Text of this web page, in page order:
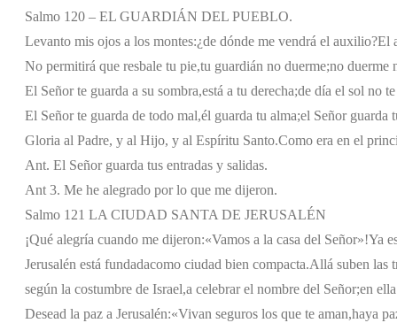
Salmo 120 – EL GUARDIÁN DEL PUEBLO.
Levanto mis ojos a los montes:¿de dónde me vendrá el auxilio?El
No permitirá que resbale tu pie,tu guardián no duerme;no duerme
El Señor te guarda a su sombra,está a tu derecha;de día el sol no
El Señor te guarda de todo mal,él guarda tu alma;el Señor guarda
Gloria al Padre, y al Hijo, y al Espíritu Santo.Como era en el
Ant. El Señor guarda tus entradas y salidas.
Ant 3. Me he alegrado por lo que me dijeron.
Salmo 121 LA CIUDAD SANTA DE JERUSALÉN
¡Qué alegría cuando me dijeron:«Vamos a la casa del Señor»!Ya
Jerusalén está fundadacomo ciudad bien compacta.Allá suben las
según la costumbre de Israel,a celebrar el nombre del Señor;en
Desead la paz a Jerusalén:«Vivan seguros los que te aman,haya